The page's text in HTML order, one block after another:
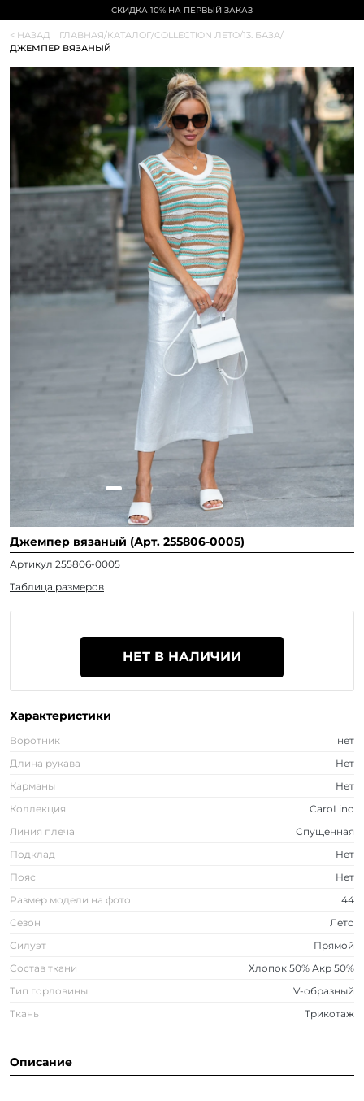
СКИДКА 10% НА ПЕРВЫЙ ЗАКАЗ
< НАЗАД |ГЛАВНАЯ/КАТАЛОГ/COLLECTION ЛЕТО/13. БАЗА/
ДЖЕМПЕР ВЯЗАНЫЙ
Джемпер вязаный (Арт. 255806-0005)
Артикул 255806-0005
Таблица размеров
НЕТ В НАЛИЧИИ
Характеристики
Воротник
нет
Длина рукава
Нет
Карманы
Нет
Коллекция
CaroLino
Линия плеча
Спущенная
Подклад
Нет
Пояс
Нет
Размер модели на фото
44
Сезон
Лето
Силуэт
Прямой
Состав ткани
Хлопок 50% Акр 50%
Тип горловины
V-образный
Ткань
Трикотаж
Описание